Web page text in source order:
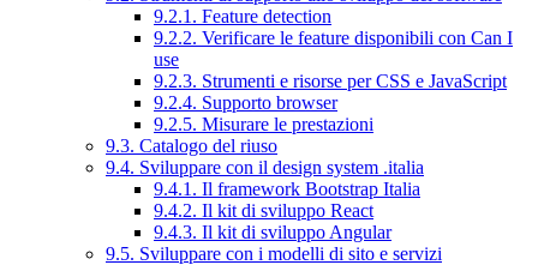
9.2.1. Feature detection
9.2.2. Verificare le feature disponibili con Can I
use
9.2.3. Strumenti e risorse per CSS e JavaScript
9.2.4. Supporto browser
9.2.5. Misurare le prestazioni
9.3. Catalogo del riuso
9.4. Sviluppare con il design system .italia
9.4.1. Il framework Bootstrap Italia
9.4.2. Il kit di sviluppo React
9.4.3. Il kit di sviluppo Angular
9.5. Sviluppare con i modelli di sito e servizi